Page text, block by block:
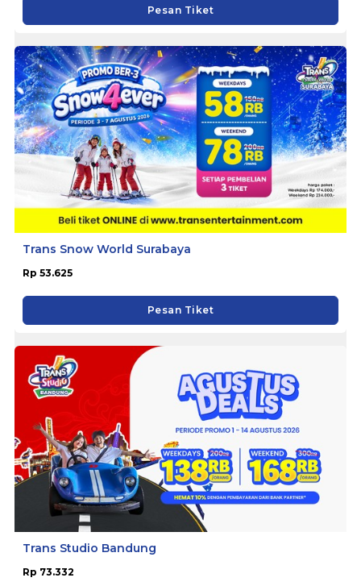
Pesan Tiket
Trans Snow World Surabaya
Rp 53.625
Pesan Tiket
Trans Studio Bandung
Rp 73.332